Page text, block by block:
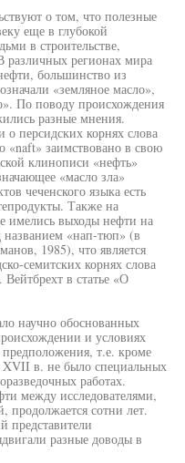
о том, что полезные
еще в глубокой
в строительстве,
различных регионах мира
большинство из
«земляное масло»,
По поводу происхождения
разные мнения.
персидских корнях слова
«naft» заимствовано в свою
клинописи «нефть»
«масло зла»
чеченского языка есть
Также на
имелись выходы нефти на
названием «нап-тюп» (в
1985), что является
семитских корнях слова
в статье «О
научно обоснованных
и условиях
т.е. кроме
в. не было специальных
работах.
между исследователями,
сотни лет.
представители
разные доводы в